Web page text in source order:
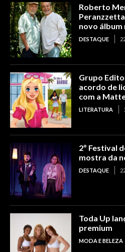
Roberto
novo álbum
DESTAQUE
Grupo
acordo de
com a
LITERATURA
2º Festival
mostra da
DESTAQUE
Toda Up
premium
MODA E BELEZA